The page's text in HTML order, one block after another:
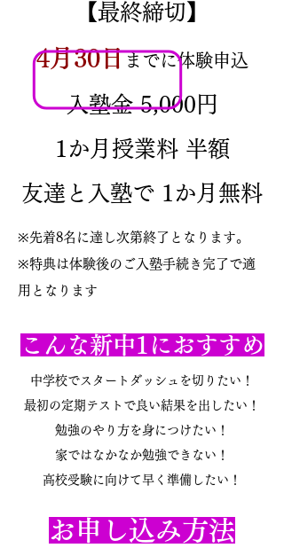
【最終締切】
4月30日 までに体験申込
入塾金 5,000円
1か月授業料 半額
友達と入塾で 1か月無料
※先着8名に達し次第終了となります。
※特典は体験後のご入塾手続き完了で適
用となります
こんな新中1におすすめ
​中学校でスタートダッシュを切りたい！
最初の定期テストで良い結果を出したい！
勉強のやり方を身につけたい！
家ではなかなか勉強できない！
高校受験に向けて早く準備したい！
お申し込み方法